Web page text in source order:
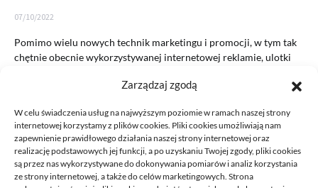
Zarządzaj zgodą
W celu świadczenia usług na najwyższym poziomie w ramach naszej strony
internetowej korzystamy z plików cookies. Pliki cookies umożliwiają nam
zapewnienie prawidłowego działania naszej strony internetowej oraz
realizację podstawowych jej funkcji, a po uzyskaniu Twojej zgody, pliki cookies
są przez nas wykorzystywane do dokonywania pomiarów i analiz korzystania
ze strony internetowej, a także do celów marketingowych. Strona
07/10/2022
Pomimo wielu nowych technik marketingu i promocji, w tym tak
chętnie obecnie wykorzystywanej internetowej reklamie, ulotki
READ MORE